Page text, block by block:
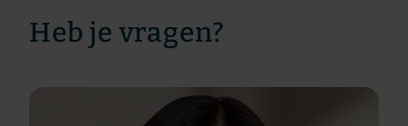
Heb je vragen?